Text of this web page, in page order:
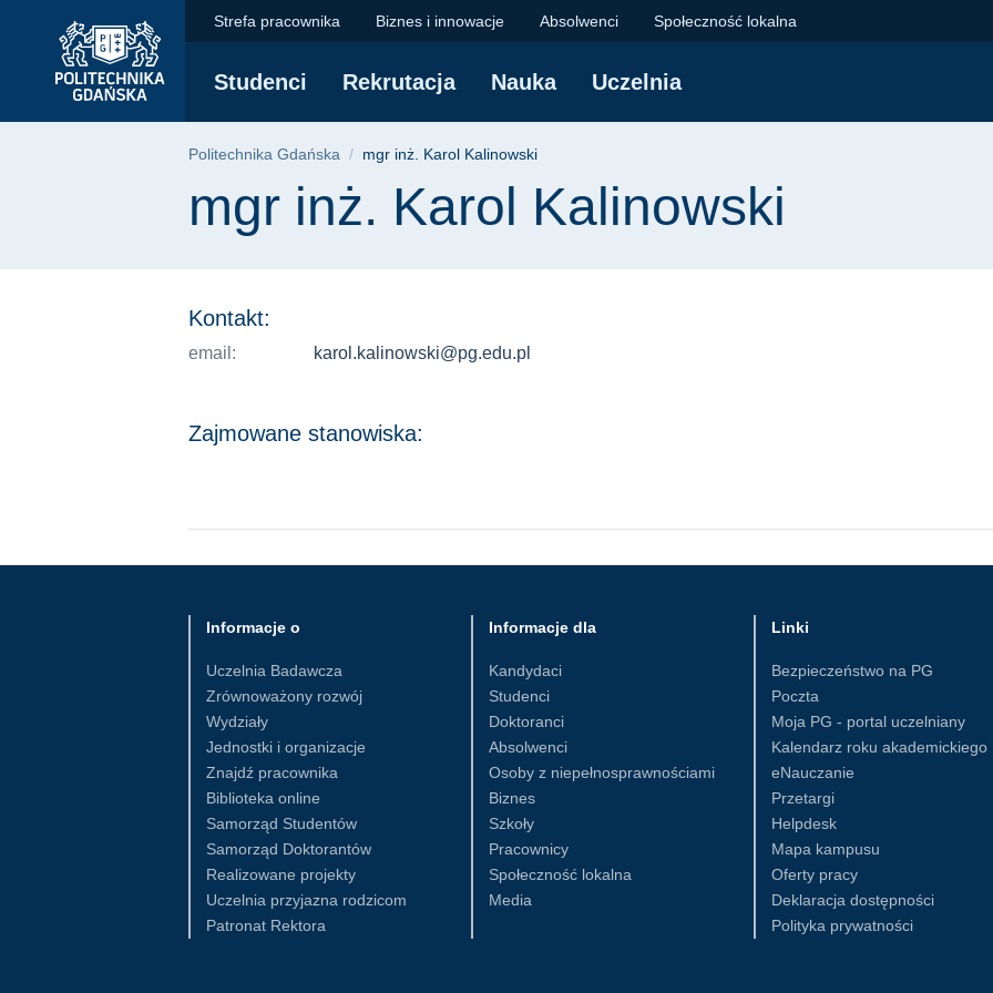
głównego
wyszukiwarki
mgr inż. Karol Kalinowski | Politechnika
Strefa pracownika Biznes i innowacje Absolwenci Społeczność lokalna
Studenci Rekrutacja Nauka Uczelnia
Ścieżka nawigacyjna
Politechnika Gdańska mgr inż. Karol Kalinowski
Treść strony
mgr inż. Karol Kalinowski
Kontakt:
email: karol.kalinowski@pg.edu.pl
Zajmowane stanowiska:
Informacje o
Uczelnia Badawcza
Zrównoważony rozwój
Wydziały
Jednostki i organizacje
Znajdź pracownika
Biblioteka online
Samorząd Studentów
Samorząd Doktorantów
Realizowane projekty
Uczelnia przyjazna rodzicom
Patronat Rektora
Informacje dla
Kandydaci
Studenci
Doktoranci
Absolwenci
Osoby z niepełnosprawnościami
Biznes
Szkoły
Pracownicy
Społeczność lokalna
Media
Linki
Bezpieczeństwo na PG
Poczta
Moja PG - portal uczelniany
Kalendarz roku akademickiego
eNauczanie
Przetargi
Helpdesk
Mapa kampusu
Oferty pracy
Deklaracja dostępności
Polityka prywatności